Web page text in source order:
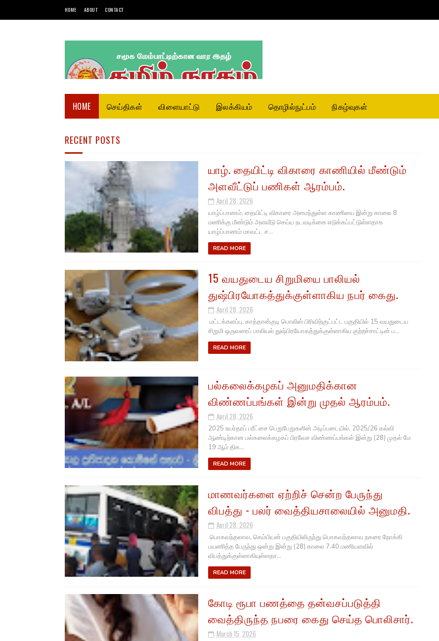
HOME ABOUT CONTACT
HOME செய்திகள் விளையாட்டு இலக்கியம் தொழில்நுட்பம் நிகழ்வுகள்
RECENT POSTS
யாழ். தையிட்டி விகாரை காணியில் மீண்டும்
அளவீட்டுப் பணிகள் ஆரம்பம்.
April 28, 2026
யாழ்ப்பாணம், தையிட்டி விகாரை அமைந்துள்ள காணியை இன்று காலை 8
மணிக்கு மீண்டும் அளவீடு செய்ய நடவடிக்கை எடுக்கப்பட்டுள்ளதாக
யாழ்ப்பாணம் மாவட்ட ச...
READ MORE
15 வயதுடைய சிறுமியை பாலியல்
துஷ்பிரயோகத்துக்குள்ளாகிய நபர் கைது.
April 28, 2026
மட்டக்களப்பு, காத்தான்குடி பொலிஸ் பிரிவிற்குட்பட்ட பகுதியில் 15 வயதுடைய
சிறுமி ஒருவரைப் பாலியல் துஷ்பிரயோகத்துக்குள்ளாகிய குற்றச்சாட்டின் ப...
READ MORE
பல்கலைக்கழகப் அனுமதிக்கான
விண்ணப்பங்கள் இன்று முதல் ஆரம்பம்.
April 28, 2026
2025 உயர்தரப் பரீட்சை பெறுபேறுகளின் அடிப்படையில், 2025/26 கல்வி
ஆண்டிற்கான பல்கலைக்கழகப் பிரவேச விண்ணப்பங்கள் இன்று (28) முதல் மே
19 ஆம் திக...
READ MORE
மாணவர்களை ஏற்றிச் சென்ற பேருந்து
விபத்து - பலர் வைத்தியசாலையில் அனுமதி.
April 28, 2026
பொகவந்தலாவ, கெம்பியன் பகுதியிலிருந்து பொகவந்தலாவ நகரை நோக்கி
பயணித்த பேருந்து ஒன்று இன்று (28) காலை 7.40 மணியளவில்
விபத்துக்குள்ளாகியுள்ளதா...
READ MORE
கோடி ரூபா பணத்தை தன்வசப்படுத்தி
வைத்திருந்த நபரை கைது செய்த பொலிசார்.
March 15, 2026